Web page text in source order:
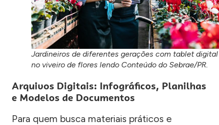
Jardineiros de diferentes gerações com tablet digital
no viveiro de flores lendo Conteúdo do Sebrae/PR.
Arquivos Digitais: Infográficos, Planilhas
e Modelos de Documentos
Para quem busca materiais práticos e